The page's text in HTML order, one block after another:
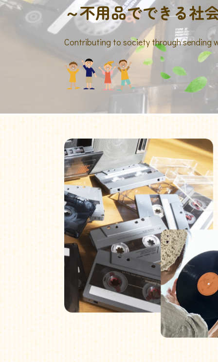
～不用品でできる社
Contributing to society through sending